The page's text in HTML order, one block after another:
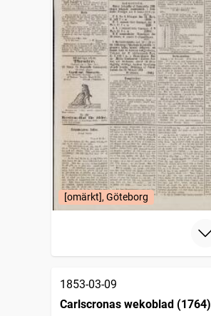
[omärkt], Göteborg
1853-03-09
Carlscronas wekoblad (1764)